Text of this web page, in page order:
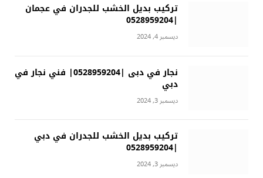
تركيب بديل الخشب للجدران في عجمان
|0528959204
ديسمبر 4, 2024
نجار في دبى |0528959204| فني نجار في
دبي
ديسمبر 3, 2024
تركيب بديل الخشب للجدران في دبي
|0528959204
ديسمبر 3, 2024